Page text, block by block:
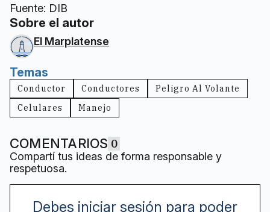
Fuente: DIB
Sobre el autor
El Marplatense
Temas
Conductor Conductores
Peligro Al Volante
Celulares
Manejo
COMENTARIOS 0
Compartí tus ideas de forma responsable y
respetuosa.
Debes iniciar sesión para poder